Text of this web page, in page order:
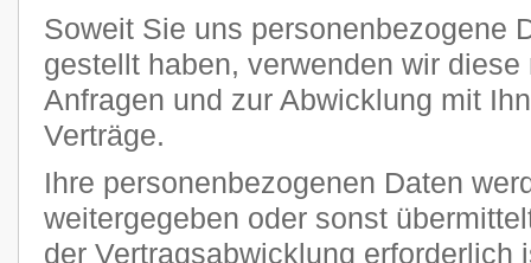
Soweit Sie uns personenbezogene
gestellt haben, verwenden wir
Anfragen und zur Abwicklung mit
Verträge.
Ihre personenbezogenen Daten
weitergegeben oder sonst
der Vertragsabwicklung erforderlich